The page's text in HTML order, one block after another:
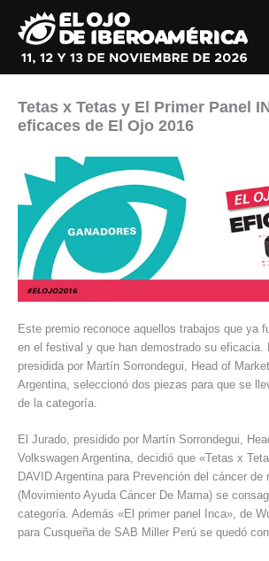
contenido
Tetas x Tetas y El Primer Panel
eficaces de El Ojo 2016
Este premio reconoce aquellos trabajos que ya
en el festival y que han demostrado su eficacia.
presidida por Martín Sorrondegui, Head of
Argentina, seleccionó dos piezas para que se
de la categoría.
El Jurado, presidido por Martín Sorrondegui,
Volkswagen Argentina, decidió que «Tetas x
DAVID Argentina para Prevención del cáncer de
(Movimiento Ayuda Cáncer De Mama) se
categoría. Además «El primer panel Inca», de
para Cusqueña de SAB Miller Perú se quedó